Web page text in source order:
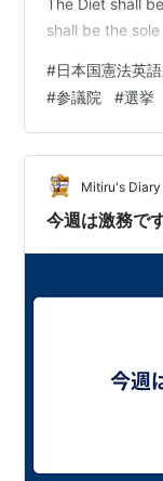
The Diet shall
shall be the
機関である。 ・
国議会は
は「…
#日本国憲法英
#参議院 #選挙
Mitiru's Diary
今週は激務で